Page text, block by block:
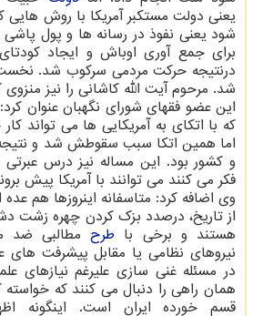
یعنی دولت مستکبر آمریکا با روش هایی
شود یعنی نفوذ در رسانه ها و پول پاشی
برای جمع آوری اوباش و ایجاد
درنتیجه حرکت مردمی سرکوب شد.
شد. مرحوم آیت الله کاشانی را نیز منزوی
این عضو فقهای شورای نگهبان عنوان
که با اتکای به آمریکایی ها می تواند
اما همین اتکا سبب سقوطش شد و
و کشور بود. این مساله نیز درس عبرتی
فکر می کنند می توانند با آمریکا پیش
وی اضافه کرد: متاسفانه اینروزها هم
از تاریخ، درصدد بزک کردن چهره زشت
هستند و برخی با طرحمطالبی ضد
نیروهای نظامی یا مقابل پیشرفت
در مسئله غنی سازی علیرغم نیازهای
همان راهی را دنبال می کنند که
قسم خورده ایران است. اینگونه